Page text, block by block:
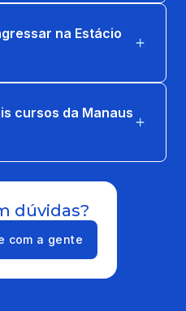
na Estácio
cursos da Manaus
dúvidas?
com a gente